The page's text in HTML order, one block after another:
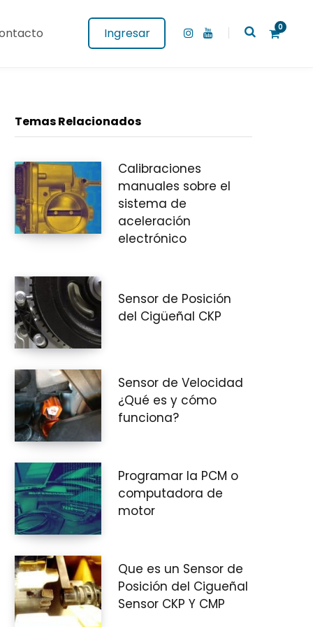
Ingresar
I
0
Temas Relacionados
Calibraciones
manuales sobre el
sistema de
aceleración
electrónico
Sensor de Posición
del Cigüeñal CKP
Sensor de Velocidad
¿Qué es y cómo
funciona?
Programar la PCM o
computadora de
motor
Que es un Sensor de
Posición del Cigueñal
Sensor CKP Y CMP